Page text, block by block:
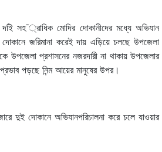
সহ¯্রাধিক মোদির দোকানীদের মধ্যে অভিযান
জরিমানা করেই দায় এড়িয়ে চলছে উপজেলা
উপজেলা প্রশাসনের নজরদারী না থাকায় উপজেলার
পড়ছে নিন্ম আয়ের মানুষের উপর।
দুই দোকানে অভিযানপরিচালনা করে চলে যাওয়ার